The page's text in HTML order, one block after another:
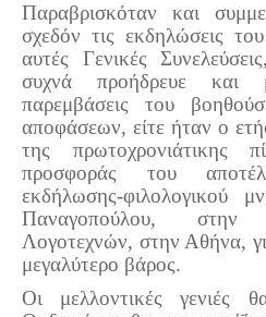
Παραβρισκόταν και
σχεδόν τις εκδηλώσεις
αυτές Γενικές
συχνά προήδρευε και
παρεμβάσεις του
αποφάσεων, είτε ήταν ο
της πρωτοχρονιάτικης
προσφοράς του
εκδήλωσης-φιλολογικού
Παναγοπούλου,
Λογοτεχνών, στην Αθήνα,
μεγαλύτερο βάρος.
Οι μελλοντικές γενιές